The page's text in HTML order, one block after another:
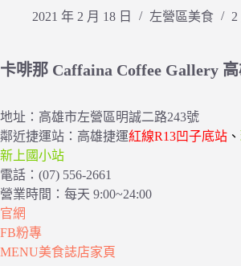
2021 年 2 月 18 日 左營區美食
卡啡那 Caffaina Coffee Gallery
地址：高雄市左營區明誠二路243號
鄰近捷運站：高雄捷運紅線R13凹子底站 、
新上國小站
電話：(07) 556-2661
營業時間：每天 9:00~24:00
官網
FB粉專
MENU美食誌店家頁